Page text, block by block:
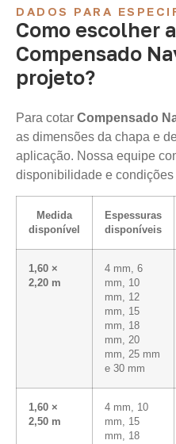
DADOS PARA
Como escolher
Compensado
projeto?
Para cotar Compensado
as dimensões da chapa e
aplicação. Nossa equipe
disponibilidade e condições
Medida
disponível
Espessuras
disponíveis
1,60 ×
2,20 m
4 mm, 6
mm, 10
mm, 12
mm, 15
mm, 18
mm, 20
mm, 25 mm
e 30 mm
1,60 ×
2,50 m
4 mm, 10
mm, 15
mm, 18